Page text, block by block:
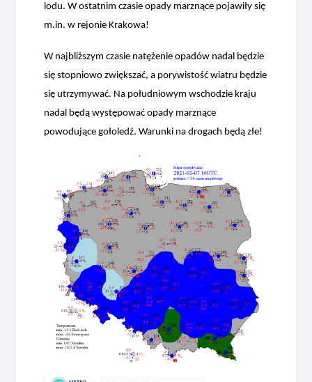
lodu. W ostatnim czasie opady marznące pojawiły się
m.in. w rejonie Krakowa!
W najbliższym czasie natężenie opadów nadal będzie
się stopniowo zwiększać, a porywistość wiatru będzie
się utrzymywać. Na południowym wschodzie kraju
nadal będą występować opady marznące
powodujące gołoledź. Warunki na drogach będą złe!